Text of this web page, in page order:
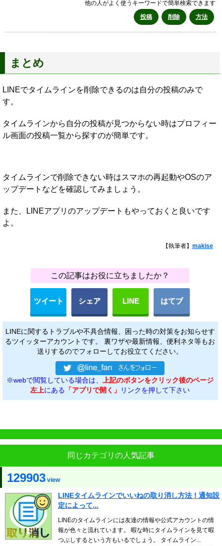
他の人がよく使うキーワードで簡単検索できます
投稿
削除 方法
まとめ
LINEでタイムラインを削除できるのは自分の投稿のみで
す。
タイムラインから自分の投稿が見つからない時はプロフィー
ル画面の投稿一覧から探すのが簡単です。
タイムラインで削除できない時はスマホの再起動やOSのア
ップデートなどを確認してみましょう。
また、LINEアプリのアップデートもやっておくと良いです
よ。
【執筆者】 makise
この記事はお役に立ちましたか？
ツイート シェア LINE はてブ
LINEに関するトラブルや不具合情報、困った時の対策をお知らせす
るツイッターアカウントです。 裏ワザや最新情報、便利ネタ等もお
送りするのでフォローしてお役立てください。
※webで閲覧している場合は、
上記のボタンをクリック後のページ
左上にある 「アプリで開く」 リンクを押して下さい
同じカテゴリの人気記事
129903 view
LINEタイムラインでいいねの取り消し方法！通知設
定によって...
LINEのタイムラインには友達の情報や公式アカウントの情
報が色々と流れています。 暇な時にタイムラインを見て暇
つぶしするという方もいるでしょう。 タイムライン...